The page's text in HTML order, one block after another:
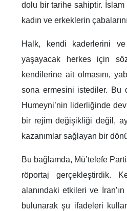
dolu bir tarihe sahiptir. İslam
kadın ve erkeklerin
Halk, kendi kaderlerini ve
yaşayacak herkes için
kendilerine ait olmasını,
sona ermesini istediler. Bu
Humeyni’nin liderliğinde
bir rejim değişikliği değil,
kazanımlar sağlayan bir
Bu bağlamda, Mü’telefe
röportaj gerçekleştirdik.
alanındaki etkileri ve
bulunarak şu ifadeleri